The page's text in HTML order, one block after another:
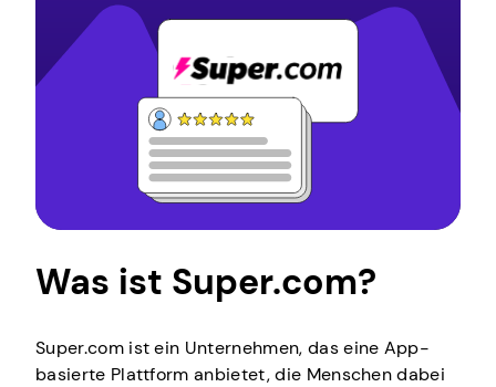
Was ist Super.com?
Super.com ist ein Unternehmen, das eine App-
basierte Plattform anbietet, die Menschen dabei